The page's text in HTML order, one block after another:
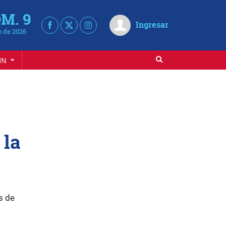
9
de 2026
Ingresar
de